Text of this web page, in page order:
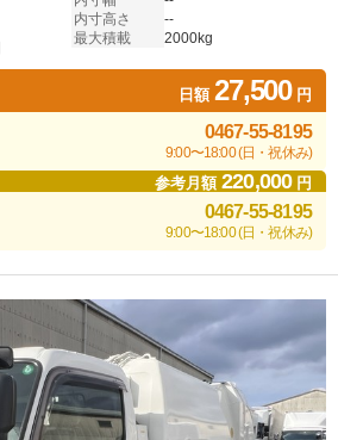
内寸高さ
--
最大積載
2000kg
日額27,500円
0467-55-8195
9:00〜18:00 (日・祝休み)
参考月額220,000円
0467-55-8195
9:00〜18:00 (日・祝休み)